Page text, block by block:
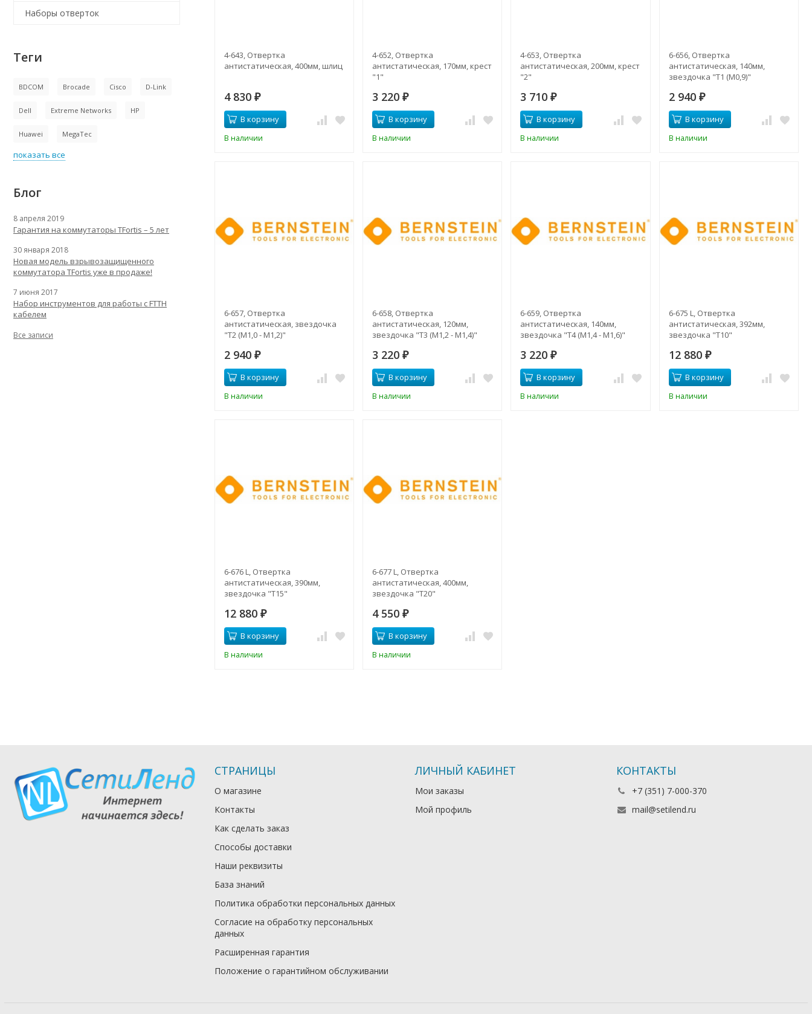
4-643, Отвертка
антистатическая, 400мм, шлиц
4 830 ₽
В корзину
В наличии
4-652, Отвертка
антистатическая, 170мм, крест
"1"
3 220 ₽
В корзину
В наличии
4-653, Отвертка
антистатическая, 200мм, крест
"2"
3 710₽
В корзину
В наличии
6-656, Отвертка
антистатическая, 140мм,
звездочка "Т1 (М0,9)"
2 940 ₽
В корзину
В наличии
6-657, Отвертка
антистатическая, звездочка
"Т2 (М1,0 - М1,2)"
2 940 ₽
В корзину
В наличии
6-658, Отвертка
антистатическая, 120мм,
звездочка "Т3 (М1,2 - М1,4)"
3 220 ₽
В корзину
В наличии
6-659, Отвертка
антистатическая, 140мм,
звездочка "Т4 (М1,4 - М1,6)"
3 220₽
В корзину
В наличии
6-675 L, Отвертка
антистатическая, 392мм,
звездочка "Т10"
12 880 ₽
В корзину
В наличии
6-676 L, Отвертка
антистатическая, 390мм,
звездочка "Т15"
12 880 ₽
В корзину
В наличии
6-677 L, Отвертка
антистатическая, 400мм,
звездочка "Т20"
4 550 ₽
В корзину
В наличии
Наборы отверток
Теги
BDCOM Brocade Cisco D-Link
Dell Extreme Networks HP
Huawei MegaTec
показать все
Блог
8 апреля 2019
Гарантия на коммутаторы TFortis – 5 лет
30 января 2018
Новая модель взрывозащищенного
коммутатора TFortis уже в продаже!
7 июня 2017
Набор инструментов для работы с FTTH
кабелем
Все записи
СТРАНИЦЫ
О магазине
Контакты
Как сделать заказ
Способы доставки
Наши реквизиты
База знаний
Политика обработки персональных данных
Согласие на обработку персональных
данных
Расширенная гарантия
Положение о гарантийном обслуживании
ЛИЧНЫЙ КАБИНЕТ
Мои заказы
Мой профиль
КОНТАКТЫ
+7 (351) 7-000-370
mail@setilend.ru